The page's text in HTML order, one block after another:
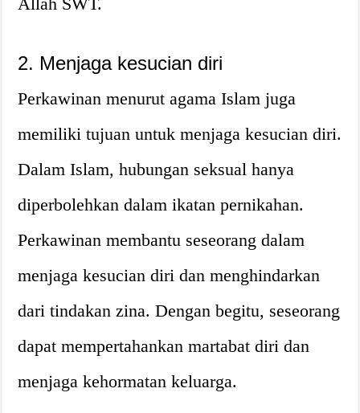
2. Menjaga kesucian diri
Perkawinan menurut agama Islam juga
memiliki tujuan untuk menjaga kesucian diri.
Dalam Islam, hubungan seksual hanya
diperbolehkan dalam ikatan pernikahan.
Perkawinan membantu seseorang dalam
menjaga kesucian diri dan menghindarkan
dari tindakan zina. Dengan begitu, seseorang
dapat mempertahankan martabat diri dan
menjaga kehormatan keluarga.